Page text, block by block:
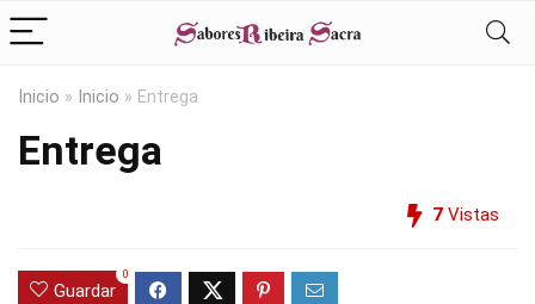
Inicio » Inicio » Entrega
Entrega
7 Vistas
Guardar
0